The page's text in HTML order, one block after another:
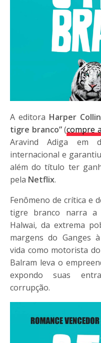
A editora Harper
tigre branco”(compre
Aravind Adiga em
internacional e
além do título ter
pela Netflix.
Fenômeno de crítica e
tigre branco narra a
Halwai, da extrema
margens do Ganges
vida como motorista
Balram leva o
expondo suas
corrupção.